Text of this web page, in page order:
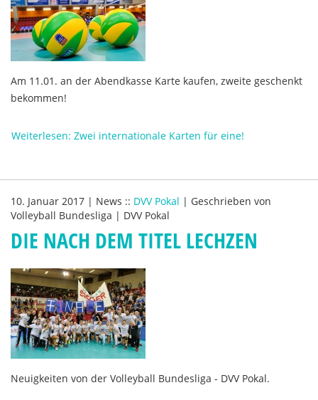
Am 11.01. an der Abendkasse Karte kaufen, zweite geschenkt
bekommen!
Weiterlesen: Zwei internationale Karten für eine!
10. Januar 2017 | News :: DVV Pokal | Geschrieben von
Volleyball Bundesliga | DVV Pokal
DIE NACH DEM TITEL LECHZEN
Neuigkeiten von der Volleyball Bundesliga - DVV Pokal.